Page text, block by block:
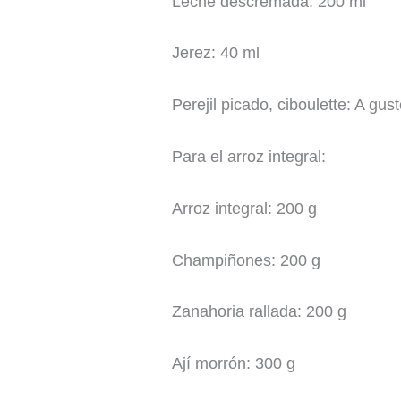
Jerez: 40 ml
Perejil picado, ciboulette: A
Para el arroz integral:
Arroz integral: 200 g
Champiñones: 200 g
Zanahoria rallada: 200 g
Ají morrón: 300 g